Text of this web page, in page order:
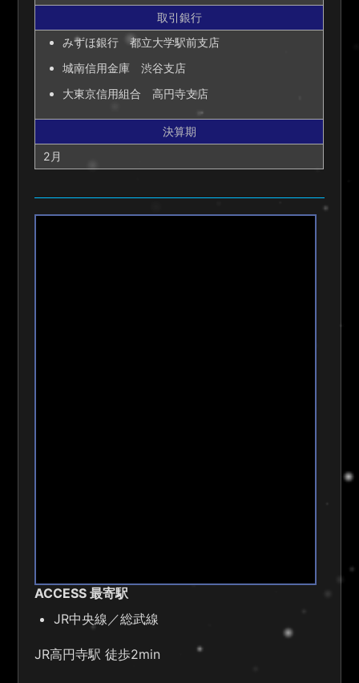
取引銀行
みずほ銀行 都立大学駅前支店
城南信用金庫 渋谷支店
大東京信用組合 高円寺支店
決算期
2月
ACCESS 最寄駅
JR中央線／総武線
JR高円寺駅 徒歩2min